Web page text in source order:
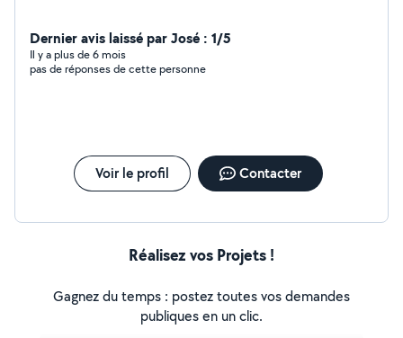
Dernier avis laissé par José : 1/5
Il y a plus de 6 mois
pas de réponses de cette personne
Voir le profil Contacter
Réalisez vos Projets !
Gagnez du temps : postez toutes vos demandes
publiques en un clic.